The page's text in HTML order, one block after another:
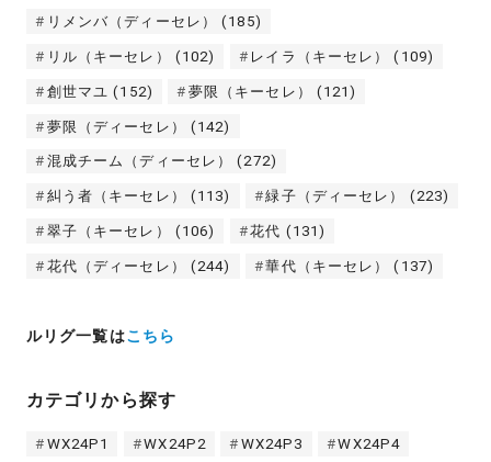
リメンバ（ディーセレ） (185)
リル（キーセレ） (102) レイラ（キーセレ） (109)
創世マユ (152) 夢限（キーセレ） (121)
夢限（ディーセレ） (142)
混成チーム（ディーセレ） (272)
糾う者（キーセレ） (113) 緑子（ディーセレ） (223)
翠子（キーセレ） (106) 花代 (131)
花代（ディーセレ） (244) 華代（キーセレ） (137)
ルリグ一覧はこちら
カテゴリから探す
WX24P1 WX24P2 WX24P3 WX24P4